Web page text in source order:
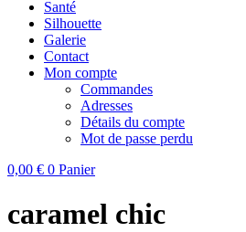
Santé
Silhouette
Galerie
Contact
Mon compte
Commandes
Adresses
Détails du compte
Mot de passe perdu
0,00 € 0 Panier
caramel chic